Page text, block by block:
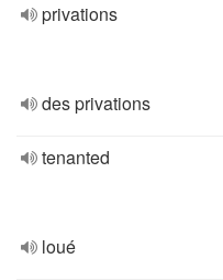
privations
des privations
tenanted
loué